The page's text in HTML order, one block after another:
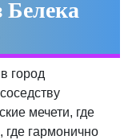
Белека
город
мечети, где
где гармонично